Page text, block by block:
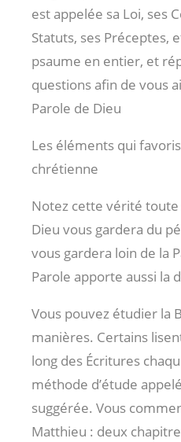
est appelée sa Loi, ses
Statuts, ses Préceptes,
psaume en entier, et
questions afin de vous
Parole de Dieu
Les éléments qui
chrétienne
Notez cette vérité toute
Dieu vous gardera du
vous gardera loin de la
Parole apporte aussi la
Vous pouvez étudier la
manières. Certains
long des Écritures
méthode d’étude
suggérée. Vous
Matthieu : deux